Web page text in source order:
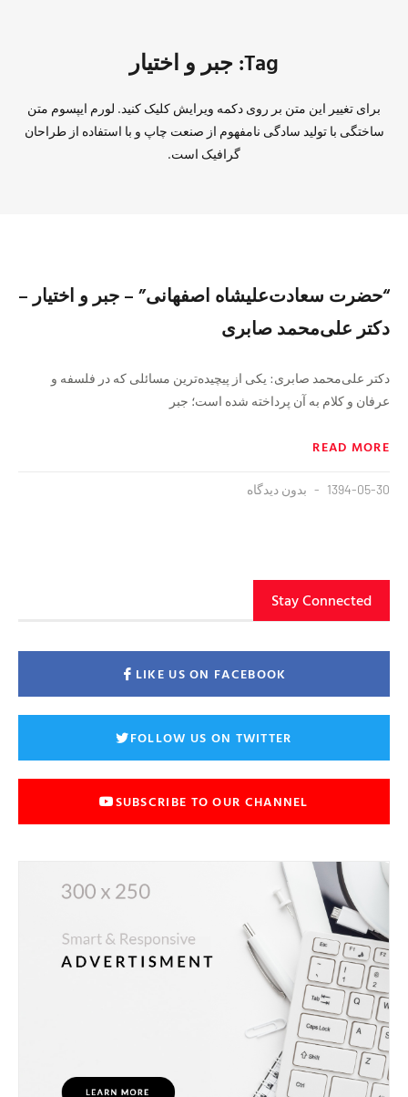
Tag: جبر و اختیار
برای تغییر این متن بر روی دکمه ویرایش کلیک کنید. لورم ایپسوم متن
ساختگی با تولید سادگی نامفهوم از صنعت چاپ و با استفاده از طراحان
گرافیک است.
“حضرت سعادت‌علیشاه اصفهانی” – جبر و اختیار –
دکتر علی‌محمد صابری
دکتر علی‌محمد صابری: یکی از پیچیده‌ترین مسائلی که در فلسفه و
عرفان و کلام به آن پرداخته شده است؛ جبر
READ MORE
1394-05-30 بدون دیدگاه
Stay Connected
LIKE US ON FACEBOOK
FOLLOW US ON TWITTER
SUBSCRIBE TO OUR CHANNEL